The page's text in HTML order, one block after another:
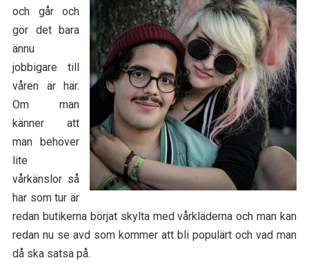
och går och
gör det bara
ännu
jobbigare till
våren är här.
Om man
känner att
man behöver
lite
vårkänslor så
har som tur är
redan butikerna börjat skylta med vårkläderna och man kan
redan nu se avd som kommer att bli populärt och vad man
då ska satsa på.